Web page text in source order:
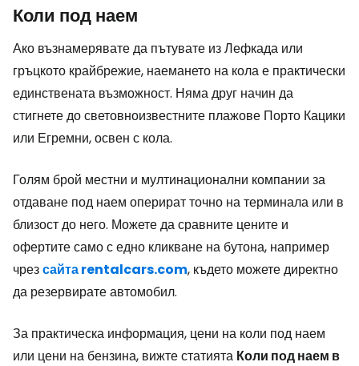
Коли под наем
Ако възнамерявате да пътувате из Лефкада или
гръцкото крайбрежие, наемането на кола е практически
единствената възможност. Няма друг начин да
стигнете до световноизвестните плажове Порто Кацики
или Егремни, освен с кола.
Голям брой местни и мултинационални компании за
отдаване под наем оперират точно на терминала или в
близост до него. Можете да сравните цените и
офертите само с едно кликване на бутона, например
чрезсайта rentalcars.com, където можете директно
да резервирате автомобил.
За практическа информация, цени на коли под наем
или цени на бензина, вижте статията Коли под наем в